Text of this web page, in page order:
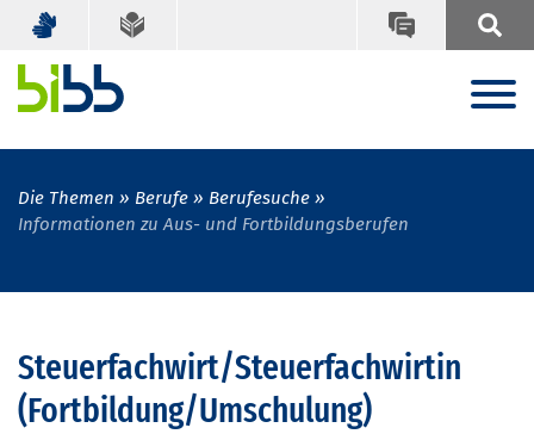
Die Themen Berufe
Berufesuche
Informationen zu Aus- und Fortbildungsberufen
Steuerfachwirt/Steuerfachwirtin
(Fortbildung/Umschulung)